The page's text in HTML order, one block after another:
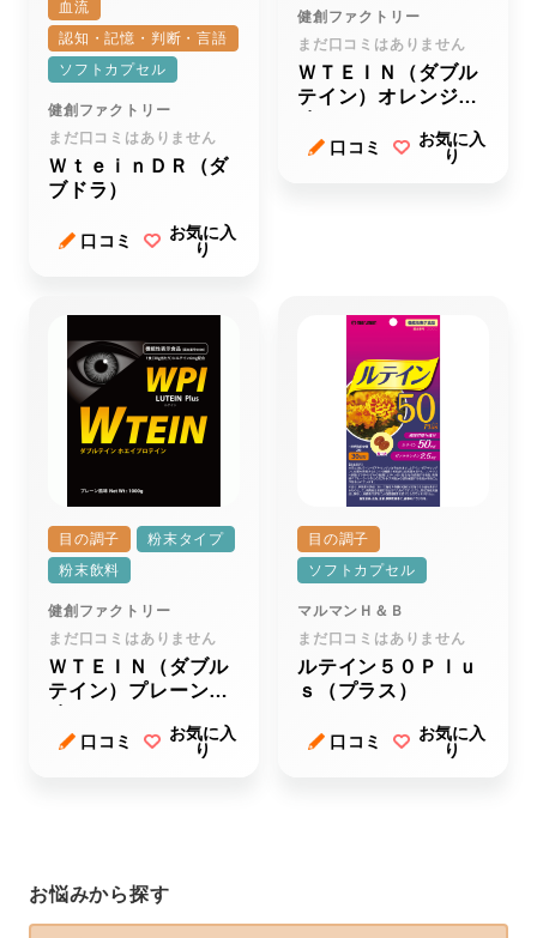
お悩みから探す
血流
認知・記憶・判断・言語
ソフトカプセル
健創ファクトリー
まだ口コミはありません
ＷｔｅｉｎＤＲ（ダ
ブドラ）
口コミ
お気に入
り
健創ファクトリー
まだ口コミはありません
ＷＴＥＩＮ（ダブル
テイン）オレンジ風
口コミ
お気に入
り
目の調子
粉末タイプ
粉末飲料
健創ファクトリー
まだ口コミはありません
ＷＴＥＩＮ（ダブル
テイン）プレーン風
口コミ
お気に入
り
目の調子
ソフトカプセル
マルマンＨ＆Ｂ
まだ口コミはありません
ルテイン５０Ｐｌｕ
ｓ（プラス）
口コミ
お気に入
り